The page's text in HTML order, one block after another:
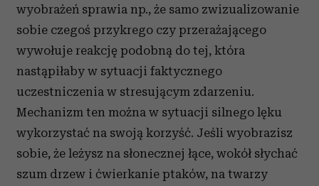
wyobrażeń sprawia np., że samo zwizualizowanie
sobie czegoś przykrego czy przerażającego
wywołuje reakcję podobną do tej, która
nastąpiłaby w sytuacji faktycznego
uczestniczenia w stresującym zdarzeniu.
Mechanizm ten można w sytuacji silnego lęku
wykorzystać na swoją korzyść. Jeśli wyobrazisz
sobie, że leżysz na słonecznej łące, wokół słychać
szum drzew i ćwierkanie ptaków, na twarzy